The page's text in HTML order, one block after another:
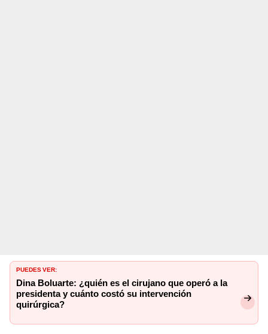
PUEDES VER:
Dina Boluarte: ¿quién es el cirujano que operó a la
presidenta y cuánto costó su intervención
quirúrgica?